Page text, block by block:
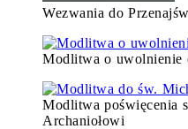
Wezwania do
Modlitwa o uwolnienie
Modlitwa poświęcenia
Archaniołowi